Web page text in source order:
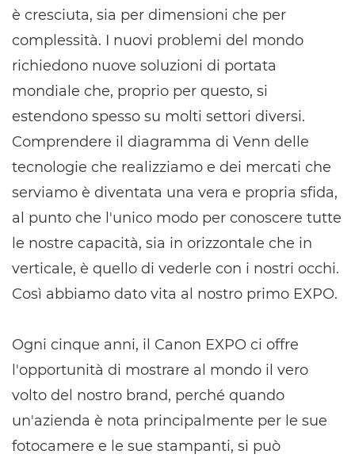
è cresciuta, sia per dimensioni che per
complessità. I nuovi problemi del mondo
richiedono nuove soluzioni di portata
mondiale che, proprio per questo, si
estendono spesso su molti settori diversi.
Comprendere il diagramma di Venn delle
tecnologie che realizziamo e dei mercati che
serviamo è diventata una vera e propria sfida,
al punto che l'unico modo per conoscere tutte
le nostre capacità, sia in orizzontale che in
verticale, è quello di vederle con i nostri occhi.
Così abbiamo dato vita al nostro primo EXPO.
Ogni cinque anni, il Canon EXPO ci offre
l'opportunità di mostrare al mondo il vero
volto del nostro brand, perché quando
un'azienda è nota principalmente per le sue
fotocamere e le sue stampanti, si può